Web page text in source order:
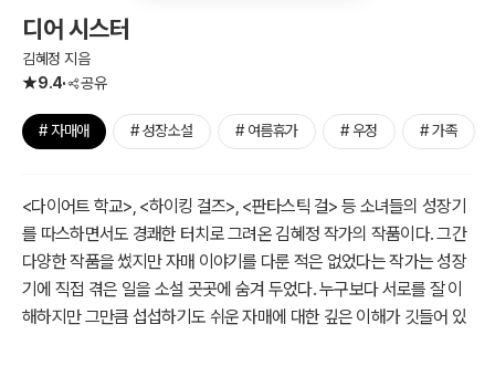
디어 시스터
김혜정 지음
9.4
공유
# 자매애 # 성장소설 # 여름휴가 # 우정 # 가족
<다이어트 학교>, <하이킹 걸즈>, <판타스틱 걸> 등 소녀들의 성장기
를 따스하면서도 경쾌한 터치로 그려온 김혜정 작가의 작품이다. 그간
다양한 작품을 썼지만 자매 이야기를 다룬 적은 없었다는 작가는 성장
기에 직접 겪은 일을 소설 곳곳에 숨겨 두었다. 누구보다 서로를 잘 이
해하지만 그만큼 섭섭하기도 쉬운 자매에 대한 깊은 이해가 깃들어 있